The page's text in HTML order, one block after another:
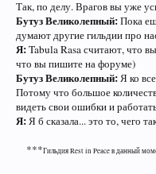
Так, по делу. Врагов вы уже
Бутуз Великолепный:Пока
думают другие гильдии про
Я:Tabula Rasa считают, что
что вы пишите на форуме)
Бутуз Великолепный:Я ко
Потому что большое
видеть свои ошибки и
Я:Я б сказала... это то, чего
***Гильдия Rest in Peace в данный